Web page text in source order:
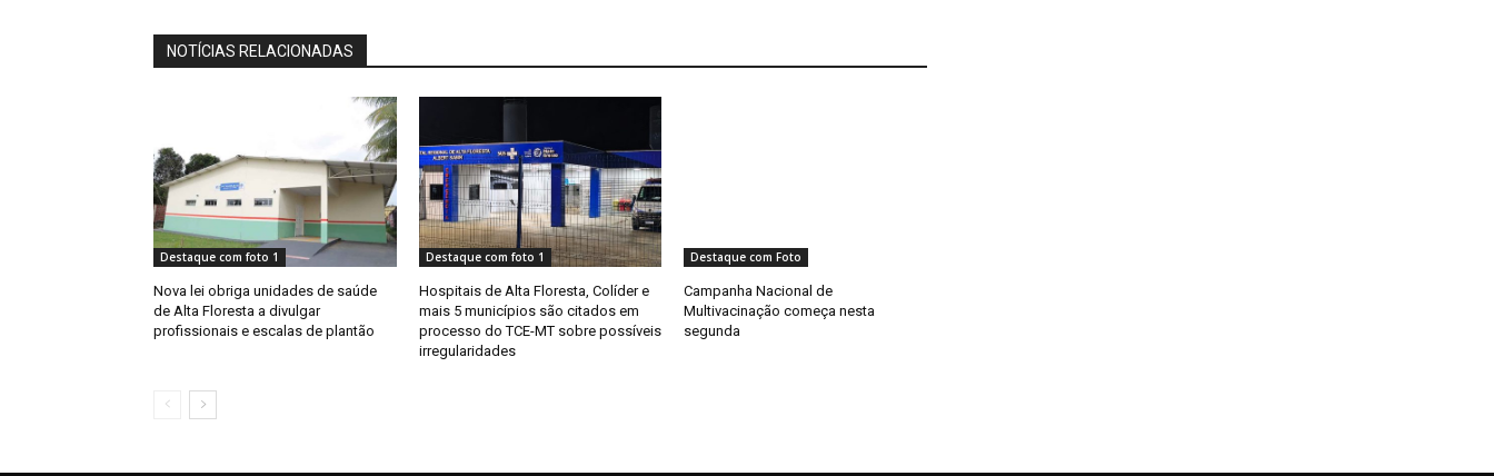
NOTÍCIAS RELACIONADAS
Destaque com foto 1
Nova lei obriga unidades de saúde
de Alta Floresta a divulgar
profissionais e escalas de plantão
Destaque com foto 1
Hospitais de Alta Floresta, Colíder e
mais 5 municípios são citados em
processo do TCE-MT sobre possíveis
irregularidades
Destaque com Foto
Campanha Nacional de
Multivacinação começa nesta
segunda